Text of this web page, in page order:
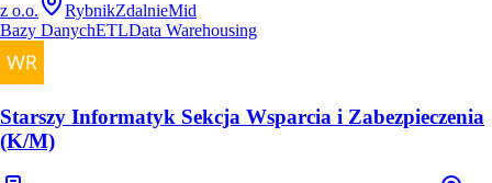
z o.o.
RybnikZdalnieMid
Bazy DanychETLData Warehousing
Starszy Informatyk Sekcja Wsparcia i Zabezpieczenia
(K/M)